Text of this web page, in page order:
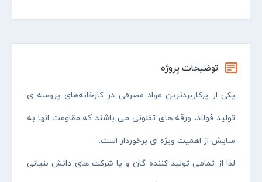
توضیحات پروژه
یکی از پرکاربردترین مواد مصرفی در کارخانه‌های پروسه ی
تولید فولاد، ورقه های تفلونی می باشند که مقاومت انها به
سایش از اهمیت ویژه ای برخوردار است.
لذا از تمامی تولید کننده گان و یا شرکت های دانش بنیانی